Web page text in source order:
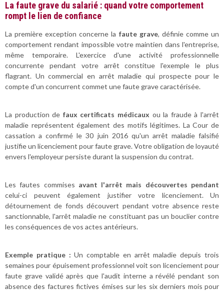
La faute grave du salarié : quand votre comportement
rompt le lien de confiance
La première exception concerne la faute grave, définie comme un
comportement rendant impossible votre maintien dans l'entreprise,
même temporaire. L'exercice d'une activité professionnelle
concurrente pendant votre arrêt constitue l'exemple le plus
flagrant. Un commercial en arrêt maladie qui prospecte pour le
compte d'un concurrent commet une faute grave caractérisée.
La production de faux certificats médicaux ou la fraude à l'arrêt
maladie représentent également des motifs légitimes. La Cour de
cassation a confirmé le 30 juin 2016 qu'un arrêt maladie falsifié
justifie un licenciement pour faute grave. Votre obligation de loyauté
envers l'employeur persiste durant la suspension du contrat.
Les fautes commises avant l'arrêt mais découvertes pendant
celui-ci peuvent également justifier votre licenciement. Un
détournement de fonds découvert pendant votre absence reste
sanctionnable, l'arrêt maladie ne constituant pas un bouclier contre
les conséquences de vos actes antérieurs.
Exemple pratique : Un comptable en arrêt maladie depuis trois
semaines pour épuisement professionnel voit son licenciement pour
faute grave validé après que l'audit interne a révélé pendant son
absence des factures fictives émises sur les six derniers mois pour